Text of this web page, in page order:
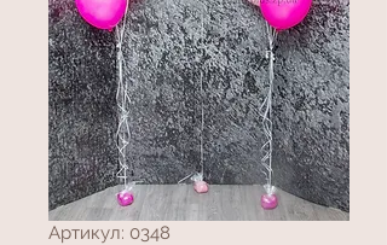
Артикул: 0348